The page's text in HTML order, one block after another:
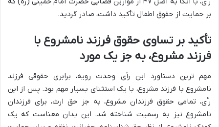
بر حمایت از حقوق اطفال تأکید داشت، صادر گردید.
تأکید بر تساوی حقوق فرزند نامشروع با
فرزند مشروع، به جز یک مورد
مهم ترین دستاورد این رأی وحدت رویه، برابری حقوقی فرزند
نامشروع با فرزند مشروع، با یک استثنای بسیار مهم بود. پس از این
رأی، تمامی حقوق فرزندان مشروع، به جز حق ارث، برای فرزندان
نامشروع نیز به رسمیت شناخته شد. این بدان معناست که یک